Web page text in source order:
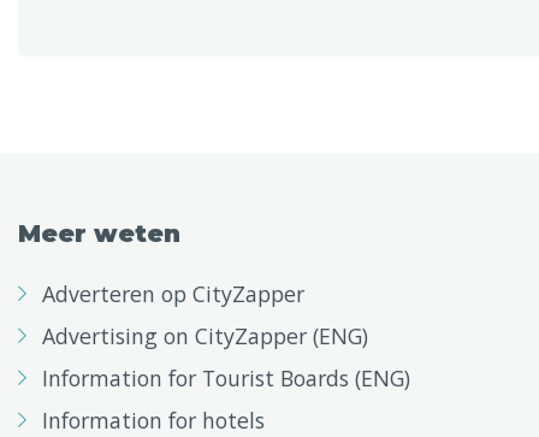
Meer weten
Adverteren op CityZapper
Advertising on CityZapper (ENG)
Information for Tourist Boards (ENG)
Information for hotels